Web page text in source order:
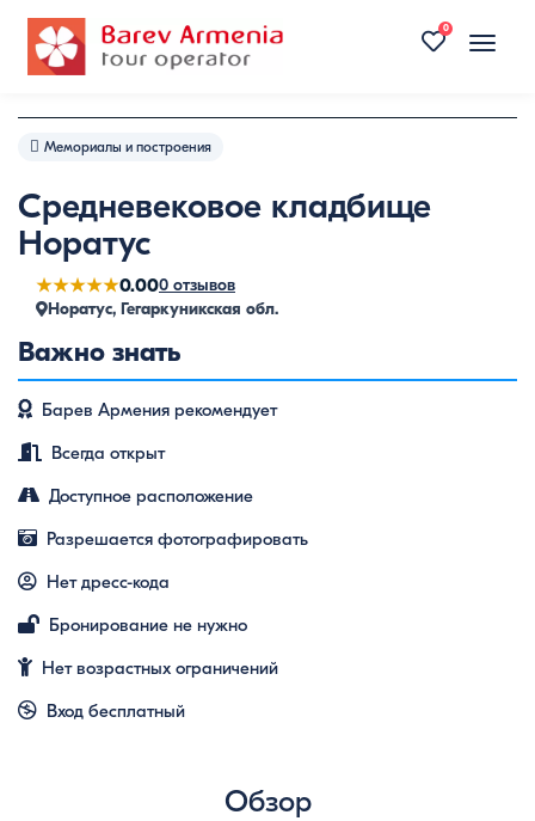
Toggle
0
Мемориалы и построения
Средневековое кладбище
Норатус
★★★★★0.000 отзывов
Норатус, Гегаркуникская обл.
Важно знать
Барев Армения рекомендует
Всегда открыт
Доступное расположение
Разрешается фотографировать
Нет дресс-кода
Бронирование не нужно
Нет возрастных ограничений
Вход бесплатный
Обзор